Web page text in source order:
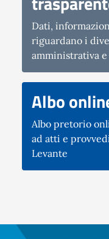
Dati,
riguardano i
amministrativa
Albo
Albo pretorio
ad atti e
Levante